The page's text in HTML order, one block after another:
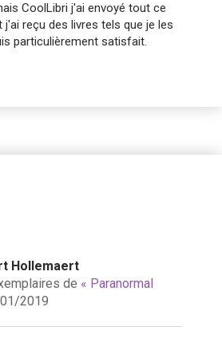
CoolLibri j'ai envoyé tout ce
j'ai reçu des livres tels que je les
particulièrement satisfait.
Hollemaert
de « Paranormal
2019